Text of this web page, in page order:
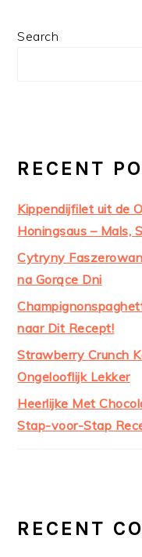
PRIMARY
Search
RECENT
Kippendijfilet uit de
Honingsaus – Mals,
Cytryny
na Gorące Dni
naar Dit Recept!
Strawberry Crunch
Ongelooflijk Lekker
Heerlijke Met
Stap-voor-Stap
RECENT